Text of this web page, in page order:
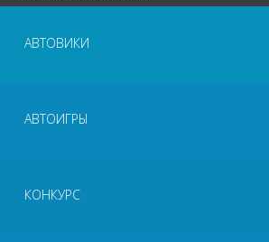
АВТОВИКИ
АВТОИГРЫ
КОНКУРС